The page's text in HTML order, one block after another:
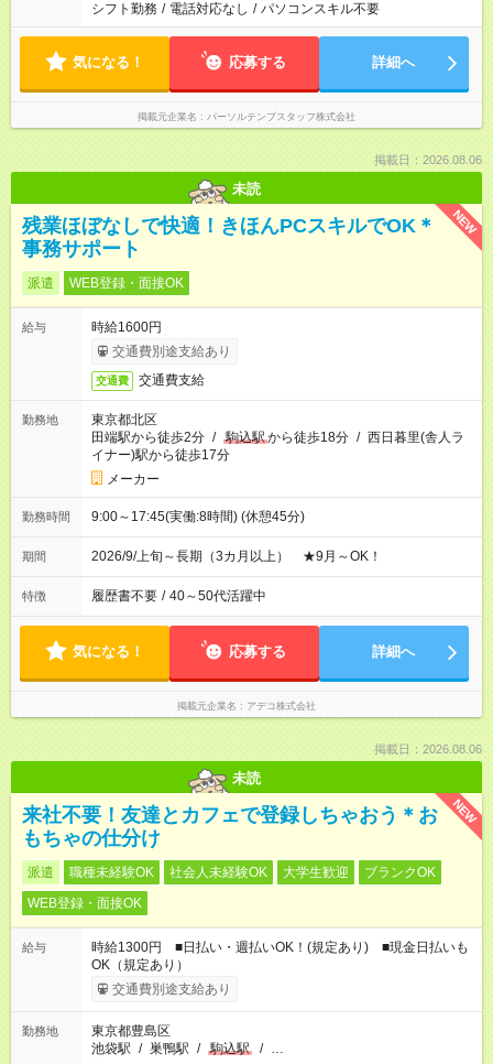
シフト勤務 / 電話対応なし / パソコンスキル不要
気になる！ 応募する 詳細へ
掲載元企業名 パーソルテンプスタッフ株式会社
掲載日：2026.08.06
未読
NEW
残業ほぼなしで快適！きほんPCスキルでOK＊
事務サポート
派遣 WEB登録・面接OK
給与
時給1600円
交通費別途支給あり
交通費 交通費支給
勤務地
東京都北区
田端駅から徒歩2分 / 駒込駅から徒歩18分 / 西日暮里(舎人ラ
イナー)駅から徒歩17分
メーカー
勤務時間 9:00～17:45(実働:8時間) (休憩45分)
期間 2026/9/上旬～長期（3カ月以上） ★9月～OK！
特徴 履歴書不要 / 40～50代活躍中
気になる！ 応募する 詳細へ
掲載元企業名 アデコ株式会社
掲載日：2026.08.06
未読
NEW
来社不要！友達とカフェで登録しちゃおう＊お
もちゃの仕分け
派遣 職種未経験OK 社会人未経験OK 大学生歓迎
ブランクOK
WEB登録・面接OK
給与
時給1300円 ■日払い・週払いOK！(規定あり) ■現金日払いも
OK（規定あり）
交通費別途支給あり
勤務地
東京都豊島区
池袋駅 / 巣鴨駅 / 駒込駅 / …